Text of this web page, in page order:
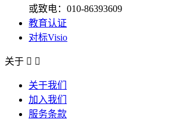
或致电：010-86393609
教育认证
对标Visio
关于  
关于我们
加入我们
服务条款